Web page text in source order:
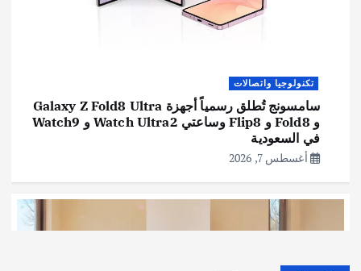
تكنولوجيا واتصالات
سامسونج تُطلق رسمياً أجهزة Galaxy Z Fold8 Ultra
و Fold8 و Flip8 وساعتي Watch Ultra2 و Watch9
في السعودية
أغسطس 7, 2026